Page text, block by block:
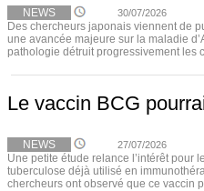
NEWS 30/07/2026
Des chercheurs japonais viennent de
une avancée majeure sur la maladie
pathologie détruit progressivement les
Le vaccin BCG
NEWS 27/07/2026
Une petite étude relance l’intérêt pour
tuberculose déjà utilisé en
chercheurs ont observé que ce vaccin